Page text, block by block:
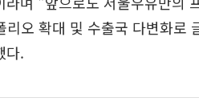
오 확대 및 수출국 다변화로
다.